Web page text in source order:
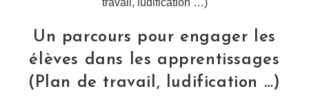
Un parcours pour engager les
élèves dans les apprentissages
(Plan de travail, ludification …)